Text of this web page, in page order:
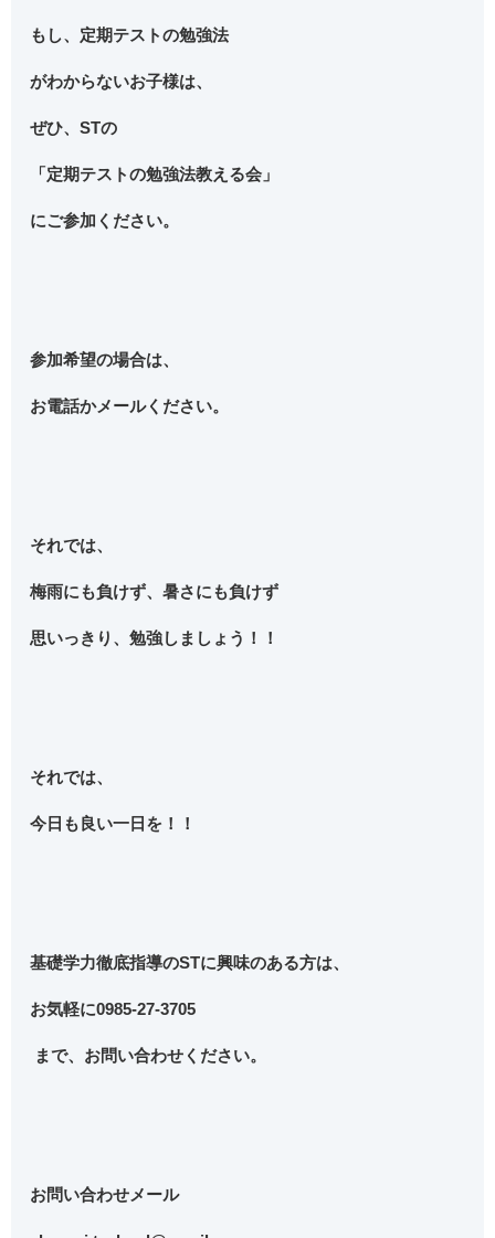
もし、定期テストの勉強法
がわからないお子様は、
ぜひ、STの
「定期テストの勉強法教える会」
にご参加ください。
参加希望の場合は、
お電話かメールください。
それでは、
梅雨にも負けず、暑さにも負けず
思いっきり、勉強しましょう！！
それでは、
今日も良い一日を！！
基礎学力徹底指導のSTに興味のある方は、
お気軽に0985-27-3705
まで、お問い合わせください。
お問い合わせメール